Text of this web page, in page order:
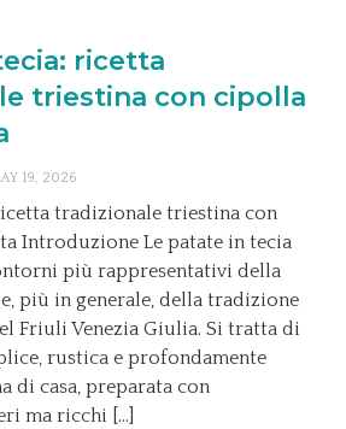
ricetta
triestina con cipolla
19, 2026
tradizionale triestina con
Introduzione Le patate in tecia
più rappresentativi della
più in generale, della tradizione
Friuli Venezia Giulia. Si tratta di
rustica e profondamente
di casa, preparata con
ma ricchi […]